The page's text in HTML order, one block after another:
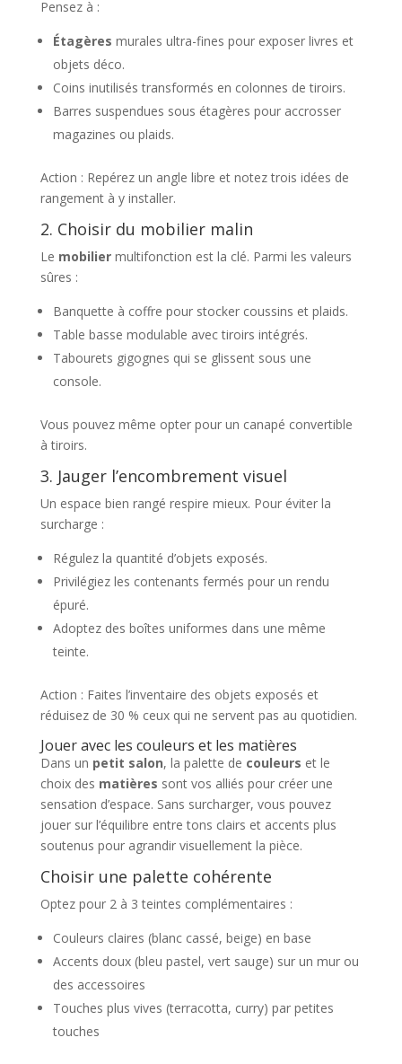
Pensez à :
Étagères murales ultra-fines pour exposer livres et
objets déco.
Coins inutilisés transformés en colonnes de tiroirs.
Barres suspendues sous étagères pour accrosser
magazines ou plaids.
Action : Repérez un angle libre et notez trois idées de
rangement à y installer.
2. Choisir du mobilier malin
Le mobiliermultifonction est la clé. Parmi les valeurs
sûres :
Banquette à coffre pour stocker coussins et plaids.
Table basse modulable avec tiroirs intégrés.
Tabourets gigognes qui se glissent sous une
console.
Vous pouvez même opter pour un canapé convertible
à tiroirs.
3. Jauger l’encombrement visuel
Un espace bien rangé respire mieux. Pour éviter la
surcharge :
Régulez la quantité d’objets exposés.
Privilégiez les contenants fermés pour un rendu
épuré.
Adoptez des boîtes uniformes dans une même
teinte.
Action : Faites l’inventaire des objets exposés et
réduisez de 30 % ceux qui ne servent pas au quotidien.
Jouer avec les couleurs et les matières
Dans un petit salon, la palette de couleurs et le
choix des matières sont vos alliés pour créer une
sensation d’espace. Sans surcharger, vous pouvez
jouer sur l’équilibre entre tons clairs et accents plus
soutenus pour agrandir visuellement la pièce.
Choisir une palette cohérente
Optez pour 2 à 3 teintes complémentaires :
Couleurs claires (blanc cassé, beige) en base
Accents doux (bleu pastel, vert sauge) sur un mur ou
des accessoires
Touches plus vives (terracotta, curry) par petites
touches